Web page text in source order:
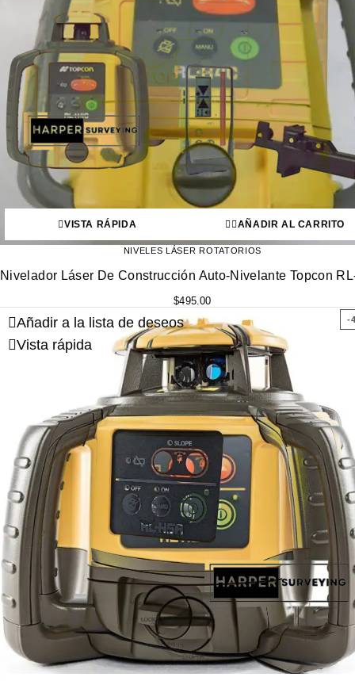
VISTA RÁPIDA AÑADIR AL CARRITO
NIVELES LÁSER ROTATORIOS
Nivelador Láser De Construcción Auto-Nivelante Topcon
$495.00
-
Añadir a la lista de deseos
Vista rápida